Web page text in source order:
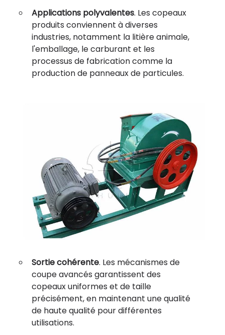
Applications polyvalentes. Les copeaux
produits conviennent à diverses
industries, notamment la litière animale,
l'emballage, le carburant et les
processus de fabrication comme la
production de panneaux de particules.
Sortie cohérente. Les mécanismes de
coupe avancés garantissent des
copeaux uniformes et de taille
précisément, en maintenant une qualité
de haute qualité pour différentes
utilisations.